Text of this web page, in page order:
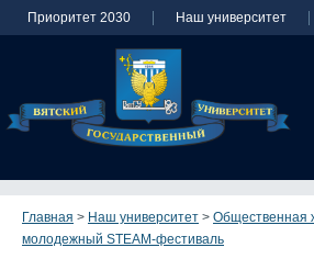
Приоритет 2030 Наш университет
Главная > Наш университет > Общественная
молодежный STEAM-фестиваль